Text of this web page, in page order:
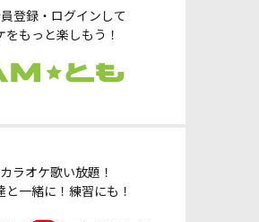
員登録・ログインして
をもっと楽しもう！
ラオケ歌い放題！
と一緒に！練習にも！